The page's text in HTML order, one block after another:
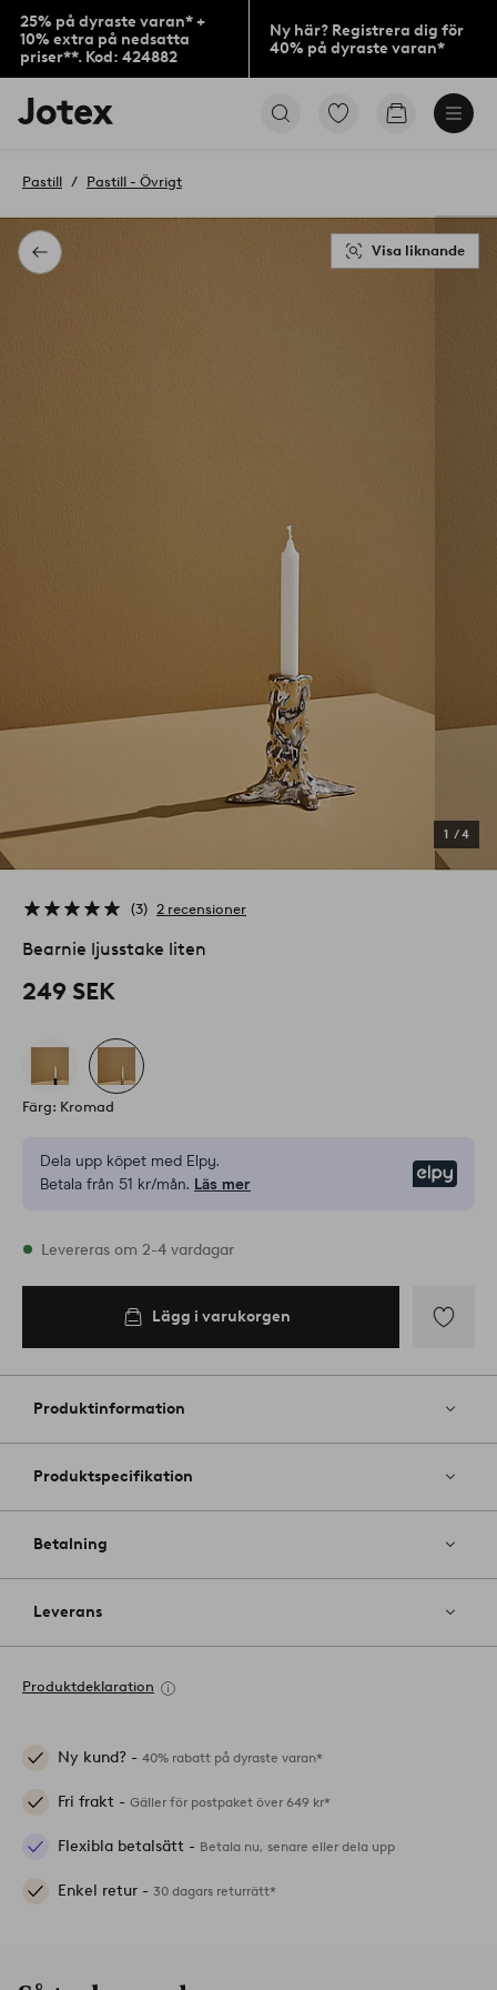
25% på dyraste varan* +
10% extra på nedsatta
priser**. Kod: 424882
Ny här? Registrera dig för
40% på dyraste varan*
Jotex
logotyp
till
Gå
Gå
Tillbaka
Pastill Pastill - Övrigt
1 /4
Visa liknande
3 2 recensioner
Bearnie ljusstake liten
249 SEK
Färg: Kromad
Dela upp köpet med Elpy.
Betala från 51 kr/mån. Läs mer
I lager
Levereras om 2-4 vardagar
Lägg i varukorgen
till
favoriter
Produktinformation
Produktspecifikation
Betalning
Leverans
Produktdeklaration
Ny kund? - 40% rabatt på dyraste varan*
Fri frakt - Gäller för postpaket över 649 kr*
Flexibla betalsätt - Betala nu, senare eller dela upp
Enkel retur - 30 dagars returrätt*